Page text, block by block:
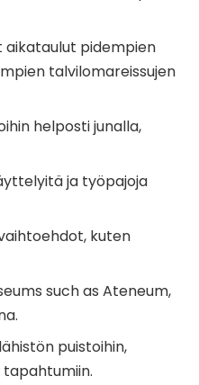
aikataulut pidempien
talvilomareissujen
helposti junalla,
ja työpajoja
kuten
such as Ateneum,
puistoihin,
tapahtumiin.